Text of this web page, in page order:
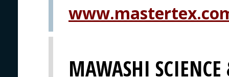
MAWASHI